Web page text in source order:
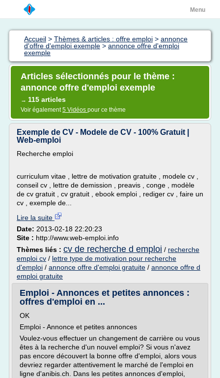
Menu
Accueil > Thèmes & articles : offre emploi > annonce
d'offre d'emploi exemple > annonce offre d'emploi
exemple
Articles sélectionnés pour le thème :
annonce offre d'emploi exemple
→ 115 articles
Voir également5 Vidéos pour ce thème
Exemple de CV - Modele de CV - 100% Gratuit |
Web-emploi
Recherche emploi
curriculum vitae , lettre de motivation gratuite , modele cv ,
conseil cv , lettre de demission , preavis , conge , modèle
de cv gratuit , cv gratuit , ebook emploi , rediger cv , faire un
cv , exemple de...
Lire la suite
Date: 2013-02-18 22:20:23
Site : http://www.web-emploi.info
Thèmes liés : cv de recherche d emploi / recherche
emploi cv / lettre type de motivation pour recherche
d'emploi / annonce offre d'emploi gratuite / annonce offre d
emploi gratuite
Emploi - Annonces et petites annonces :
offres d'emploi en ...
OK
Emploi - Annonce et petites annonces
Voulez-vous effectuer un changement de carrière ou vous
êtes à la recherche d'un nouvel emploi? Si vous n'avez
pas encore découvert la bonne offre d'emploi, alors vous
devriez regarder attentivement le marché de l'emploi en
ligne d'anibis.ch. Dans les petites annonces d'emploi,